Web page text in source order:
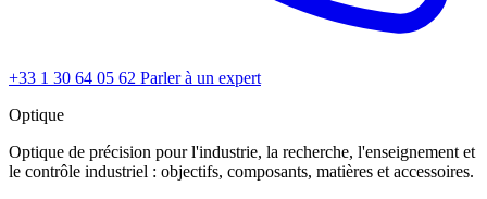
+33 1 30 64 05 62 Parler à un expert
Optique
Optique de précision pour l'industrie, la recherche, l'enseignement et
le contrôle industriel : objectifs, composants, matières et accessoires.